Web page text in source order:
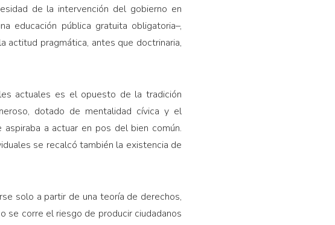
de la intervención del gobierno en
educación pública gratuita obligatoria–,
actitud pragmática, antes que doctrinaria,
actuales es el opuesto de la tradición
dotado de mentalidad cívica y el
a actuar en pos del bien común.
se recalcó también la existencia de
solo a partir de una teoría de derechos,
se corre el riesgo de producir ciudadanos